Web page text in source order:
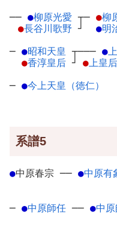
── ●柳原光愛 ┬
●長谷川歌野 ┘
─ ●柳
●明
─ ●昭和天皇 ┬
●香淳皇后 ┘
─── ●
●上皇
─ ●今上天皇（徳仁）
系譜5
●中原春宗 ── ●中原有
─ ●中原師任 ── ●中